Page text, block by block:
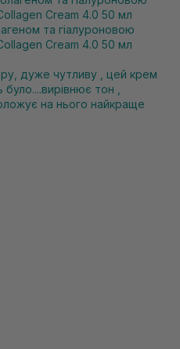
та гіалуроновою
Cream 4.0 50 мл
дуже чутливу , цей крем
тон ,
на нього найкраще